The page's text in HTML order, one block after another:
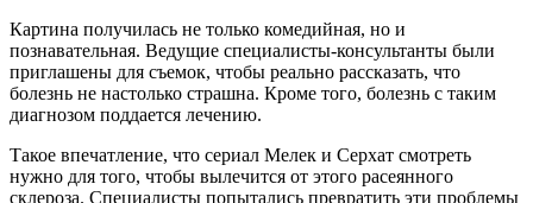
Картина получилась не только комедийная, но и
познавательная. Ведущие специалисты-консультанты были
приглашены для съемок, чтобы реально рассказать, что
болезнь не настолько страшна. Кроме того, болезнь с таким
диагнозом поддается лечению.
Такое впечатление, что сериал Мелек и Серхат смотреть
нужно для того, чтобы вылечится от этого расеянного
склероза. Специалисты попытались превратить эти проблемы